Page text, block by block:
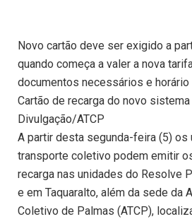
Novo cartão deve ser exigido a
quando começa a valer a nova
documentos necessários e horário
Cartão de recarga do novo
Divulgação/ATCP
A partir desta segunda-feira (5) os
transporte coletivo podem emitir
recarga nas unidades do Resolve
e em Taquaralto, além da sede da
Coletivo de Palmas (ATCP),